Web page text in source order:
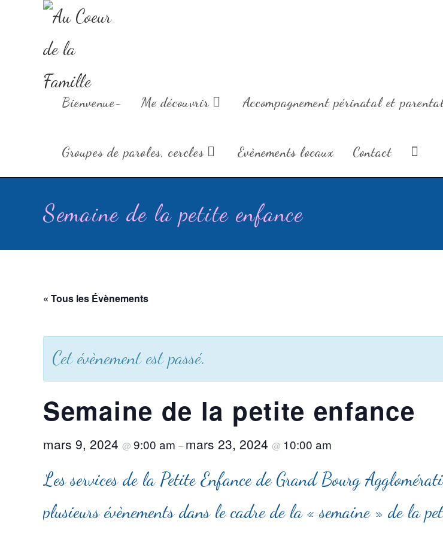
Bienvenue- Me découvrir Accompagnement périnatal et
Groupes de paroles, cercles Evènements locaux Contact
Semaine de la petite enfance
« Tous les Évènements
Cet évènement est passé.
Semaine de la petite enfance
mars 9, 2024 @ 9:00 am – mars 23, 2024 @ 10:00 am
Les services de la Petite Enfance de Grand Bourg
plusieurs évènements dans le cadre de la « semaine » de la